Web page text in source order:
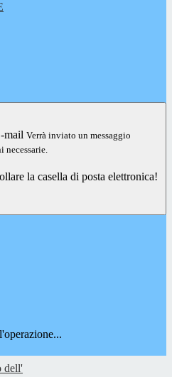
mail Verrà inviato un messaggio
la casella di posta elettronica!